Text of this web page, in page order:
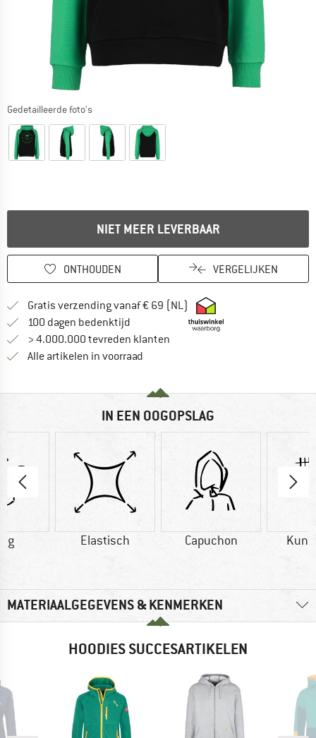
Gedetailleerde foto's
NIET MEER LEVERBAAR
ONTHOUDEN VERGELIJKEN
Gratis verzending vanaf € 69 (NL) Vind hier de
100 dagen bedenktijd Vind de betalingsinformatie hier!
> 4.000.000 tevreden klanten
Alle artikelen in voorraad
IN EEN OOGOPSLAG
g Elastisch Capuchon
MATERIAALGEGEVENS & KENMERKEN
HOODIES SUCCESARTIKELEN